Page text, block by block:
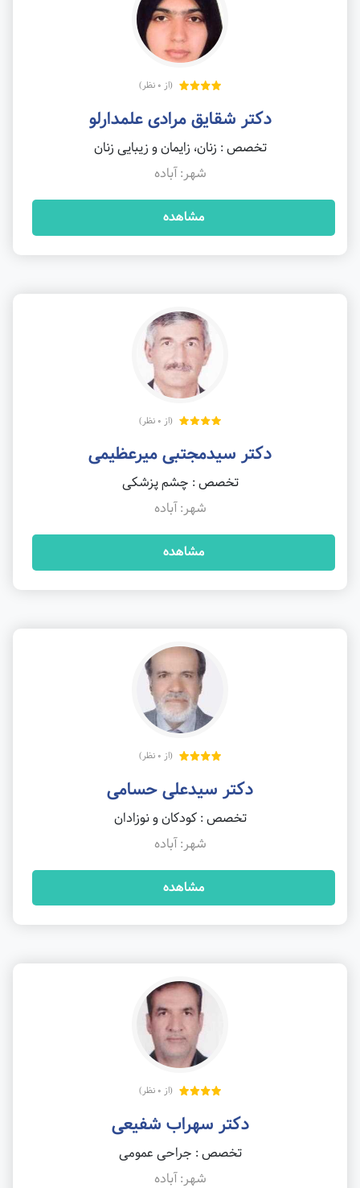
(از 0 نظر)
دکتر شقایق مرادی علمدارلو
تخصص : زنان، زایمان و زیبایی زنان
شهر: آباده
مشاهده
(از 0 نظر)
دکتر سیدمجتبی میرعظیمی
تخصص : چشم پزشکی
شهر: آباده
مشاهده
(از 0 نظر)
دکتر سیدعلی حسامی
تخصص : کودکان و نوزادان
شهر: آباده
مشاهده
(از 0 نظر)
دکتر سهراب شفیعی
تخصص : جراحی عمومی
شهر: آباده